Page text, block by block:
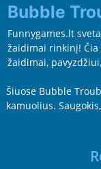
Bubble
Funnygames.lt
žaidimai rinkinį!
žaidimai, pavyzdžiui,
Šiuose Bubble
kamuolius.